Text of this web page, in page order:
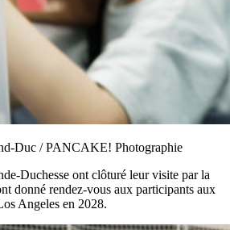
Duc / PANCAKE! Photographie
Duchesse ont clôturé leur visite par la
donné rendez-vous aux participants aux
Angeles en 2028.